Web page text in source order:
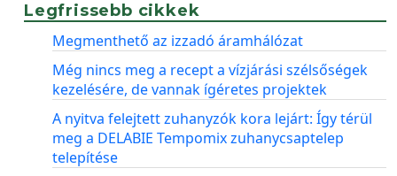
Legfrissebb cikkek
Megmenthető az izzadó áramhálózat
Még nincs meg a recept a vízjárási szélsőségek
kezelésére, de vannak ígéretes projektek
A nyitva felejtett zuhanyzók kora lejárt: Így térül
meg a DELABIE Tempomix zuhanycsaptelep
telepítése